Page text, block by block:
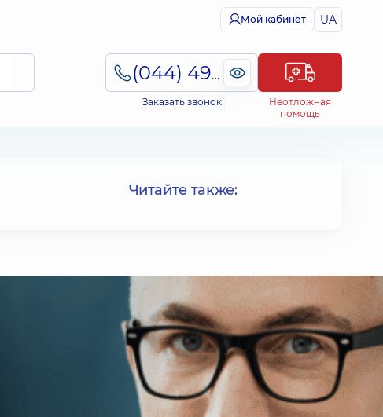
Мой кабинет UA
(044) 495-2-888
Заказать звонок
Неотложная
помощь
Читайте также: